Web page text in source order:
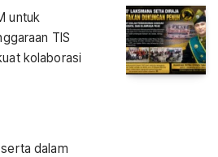
untuk
TIS
kolaborasi
dalam